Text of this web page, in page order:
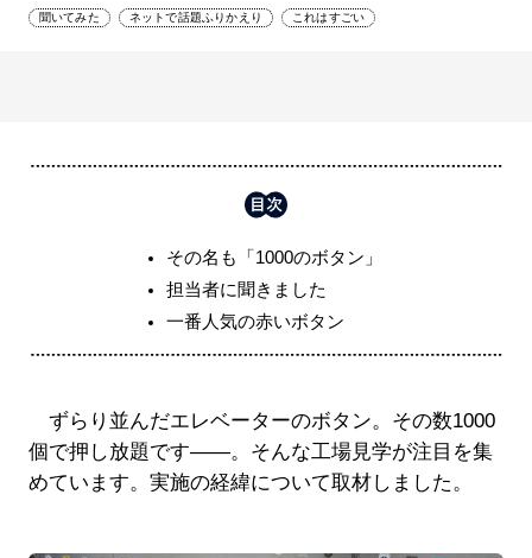
聞いてみた ネットで話題ふりかえり これはすごい
その名も「1000のボタン」
担当者に聞きました
一番人気の赤いボタン
ずらり並んだエレベーターのボタン。その数1000
個で押し放題です――。そんな工場見学が注目を集
めています。実施の経緯について取材しました。